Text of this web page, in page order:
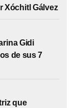
Xóchitl Gálvez
Gidi
de sus 7
que